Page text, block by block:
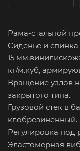
Рама-стальной
Сиденье и
15
кг/м.куб,
Вращение узлов
закрытого типа.
Грузовой стек в
кг,обрезиненный.
Регулировка под
Эластомерная